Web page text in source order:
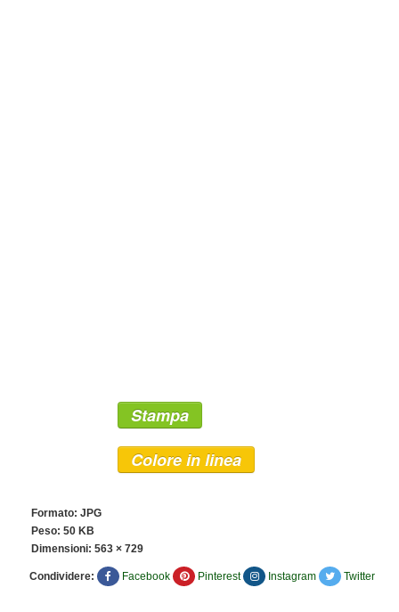
Stampa
Colore in linea
Formato: JPG
Peso: 50 KB
Dimensioni: 563 × 729
Condividere: Facebook Pinterest Instagram Twitter